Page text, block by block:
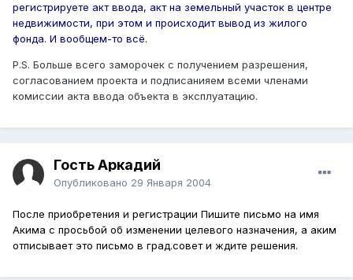
регистрируете акт ввода, акт на земельный участок в центре
недвижимости, при этом и происходит вывод из жилого
фонда. И вообщем-то всё.
Р.S. Больше всего заморочек с получением разрешения,
согласованием проекта и подписанияем всеми членами
комиссии акта ввода объекта в эксплуатацию.
Гость Аркадий
Опубликовано 29 Января 2004
После приобретения и регистрации Пишите письмо на имя
Акима с просьбой об изменении целевого назначения, а аким
отписывает это письмо в град.совет и ждите решения.